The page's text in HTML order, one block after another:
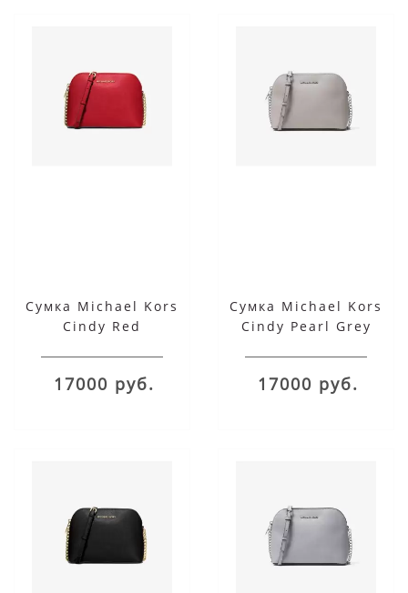
Сумка Michael Kors
Cindy Red
17000 руб.
Сумка Michael Kors
Cindy Pearl Grey
17000 руб.